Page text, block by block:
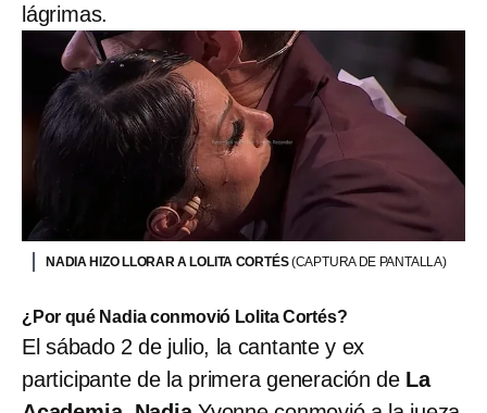
lágrimas.
NADIA HIZO LLORAR A LOLITA CORTÉS(CAPTURA DE PANTALLA)
¿Por qué Nadia conmovió Lolita Cortés?
El sábado 2 de julio, la cantante y ex
participante de la primera generación de La